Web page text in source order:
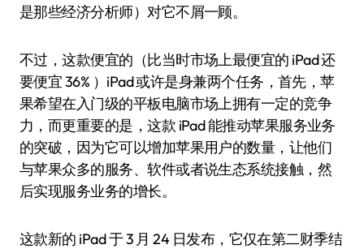
是那些经济分析师）对它不屑一顾。
不过，这款便宜的（比当时市场上最便宜的 iPad 还
要便宜 36% ）iPad 或许是身兼两个任务，首先，苹
果希望在入门级的平板电脑市场上拥有一定的竞争
力，而更重要的是，这款 iPad 能推动苹果服务业务
的突破，因为它可以增加苹果用户的数量，让他们
与苹果众多的服务、软件或者说生态系统接触，然
后实现服务业务的增长。
这款新的 iPad 于 3 月 24 日发布，它仅在第二财季结